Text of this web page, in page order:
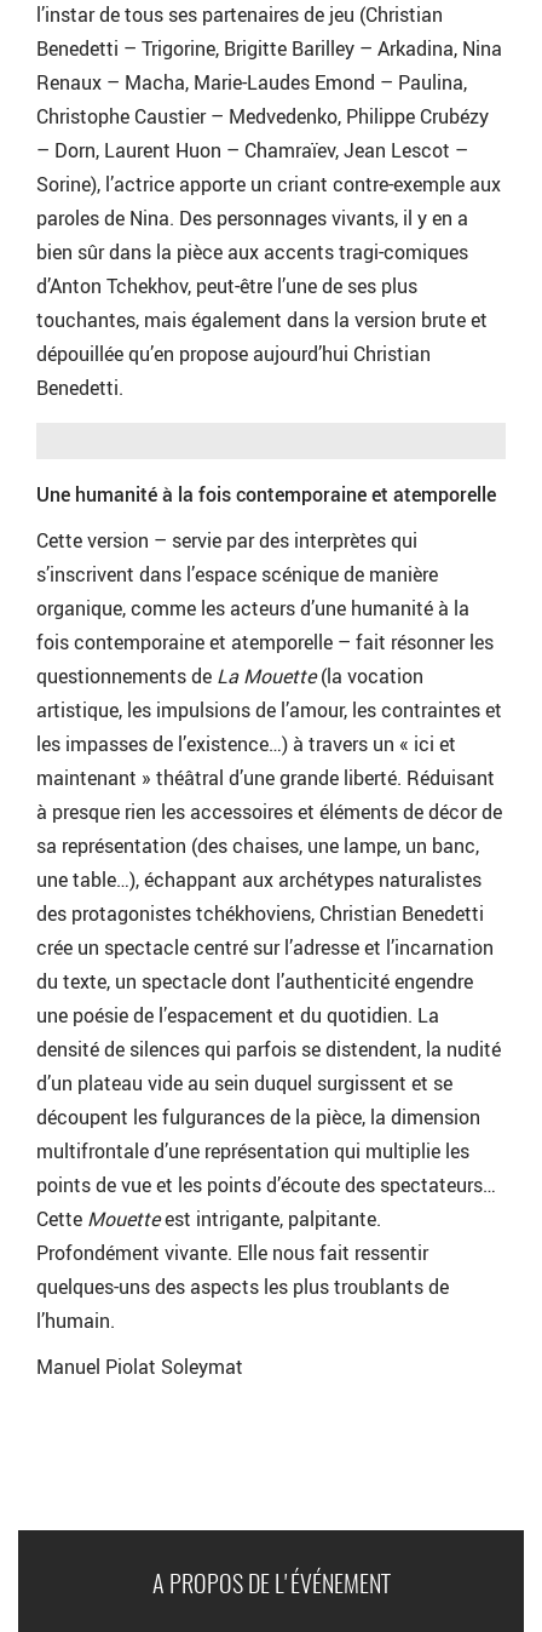
l’instar de tous ses partenaires de jeu (Christian
Benedetti – Trigorine, Brigitte Barilley – Arkadina, Nina
Renaux – Macha, Marie-Laudes Emond – Paulina,
Christophe Caustier – Medvedenko, Philippe Crubézy
– Dorn, Laurent Huon – Chamraïev, Jean Lescot –
Sorine), l’actrice apporte un criant contre-exemple aux
paroles de Nina. Des personnages vivants, il y en a
bien sûr dans la pièce aux accents tragi-comiques
d’Anton Tchekhov, peut-être l’une de ses plus
touchantes, mais également dans la version brute et
dépouillée qu’en propose aujourd’hui Christian
Benedetti.
Une humanité à la fois contemporaine et atemporelle
Cette version – servie par des interprètes qui
s’inscrivent dans l’espace scénique de manière
organique, comme les acteurs d’une humanité à la
fois contemporaine et atemporelle – fait résonner les
questionnements de La Mouette(la vocation
artistique, les impulsions de l’amour, les contraintes et
les impasses de l’existence…) à travers un « ici et
maintenant » théâtral d’une grande liberté. Réduisant
à presque rien les accessoires et éléments de décor de
sa représentation (des chaises, une lampe, un banc,
une table…), échappant aux archétypes naturalistes
des protagonistes tchékhoviens, Christian Benedetti
crée un spectacle centré sur l’adresse et l’incarnation
du texte, un spectacle dont l’authenticité engendre
une poésie de l’espacement et du quotidien. La
densité de silences qui parfois se distendent, la nudité
d’un plateau vide au sein duquel surgissent et se
découpent les fulgurances de la pièce, la dimension
multifrontale d’une représentation qui multiplie les
points de vue et les points d’écoute des spectateurs…
Cette Mouetteest intrigante, palpitante.
Profondément vivante. Elle nous fait ressentir
quelques-uns des aspects les plus troublants de
l’humain.
Manuel Piolat Soleymat
A PROPOS DE L'ÉVÉNEMENT